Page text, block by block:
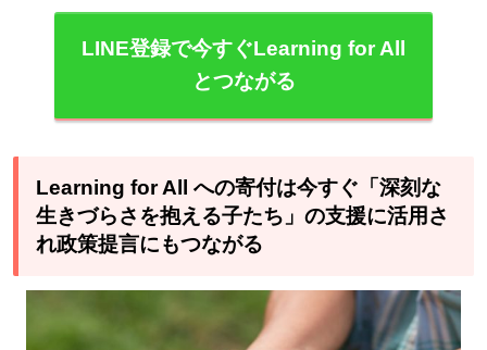
LINE登録で今すぐLearning for All
とつながる
Learning for All への寄付は今すぐ「深刻な
生きづらさを抱える子たち」の支援に活用さ
れ政策提言にもつながる